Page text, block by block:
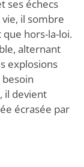
ses échecs
il sombre
hors-la-loi.
alternant
explosions
il devient
écrasée par